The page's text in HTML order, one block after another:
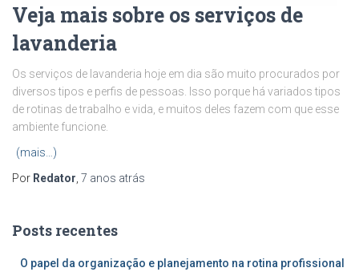
Veja mais sobre os serviços de
lavanderia
Os serviços de lavanderia hoje em dia são muito procurados por
diversos tipos e perfis de pessoas. Isso porque há variados tipos
de rotinas de trabalho e vida, e muitos deles fazem com que esse
ambiente funcione.
(mais…)
Por Redator 7 anos atrás
Posts recentes
O papel da organização e planejamento na rotina profissional